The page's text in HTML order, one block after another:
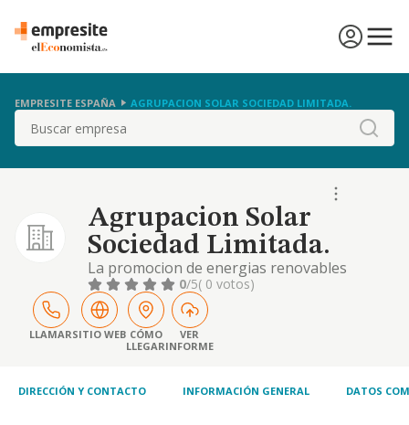
EMPRESITE ESPAÑA AGRUPACION SOLAR SOCIEDAD LIMITADA.
Buscar
Agrupacion Solar
Sociedad Limitada.
La promocion de energias renovables
0/5( 0 votos)
LLAMARSITIO WEB CÓMO
LLEGAR
VER
INFORME
DIRECCIÓN Y CONTACTO INFORMACIÓN GENERAL DATOS